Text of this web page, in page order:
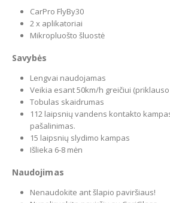
CarPro FlyBy30
2 x aplikatoriai
Mikropluošto šluostė
Savybės
Lengvai naudojamas
Veikia esant 50km/h greičiui
Tobulas skaidrumas
112 laipsnių vandens kontakto
pašalinimas.
15 laipsnių slydimo kampas
Išlieka 6-8 mėn
Naudojimas
Nenaudokite ant šlapio paviršiaus!